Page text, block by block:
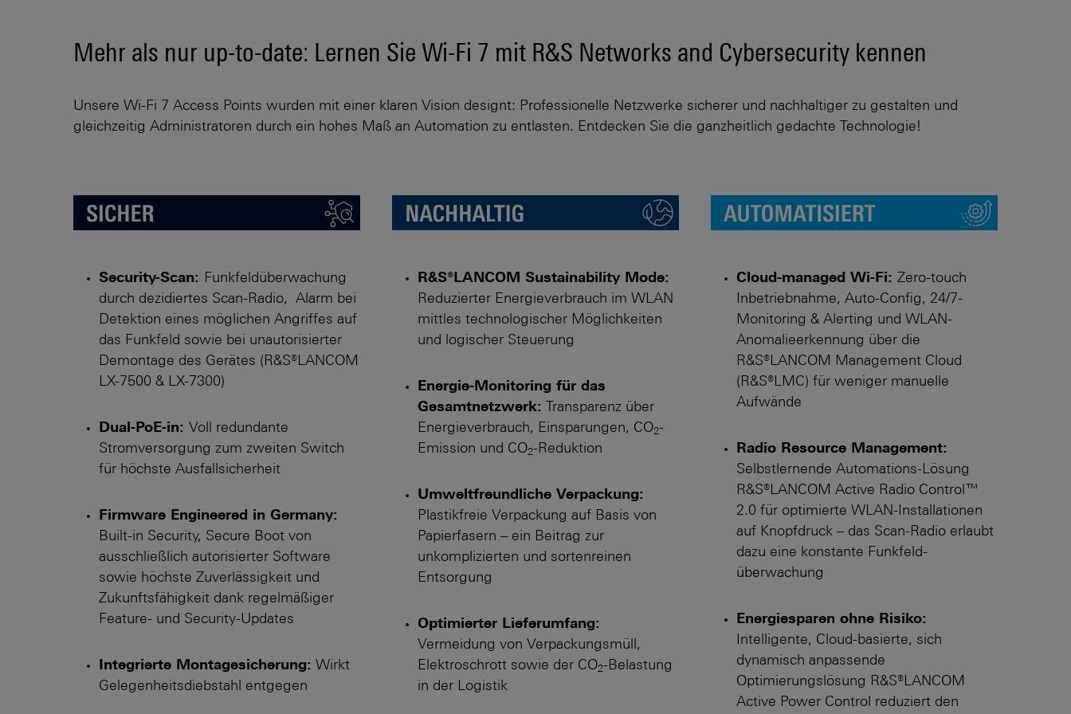
Mehr als nur up-to-date: Lernen Sie Wi-Fi 7 mit R&S Networks and Cybersecurity kennen
Unsere Wi-Fi 7 Access Points wurden mit einer klaren Vision designt: Professionelle Netzwerke sicherer und nachhaltiger zu gestalten und
gleichzeitig Administratoren durch ein hohes Maß an Automation zu entlasten. Entdecken Sie die ganzheitlich gedachte Technologie!
Security-Scan: Funkfeldüberwachung
durch dezidiertes Scan-Radio, Alarm bei
Detektion eines möglichen Angriffes auf
das Funkfeld sowie bei unautorisierter
Demontage des Gerätes (R&S®LANCOM
LX-7500 & LX-7300)
Dual-PoE-in: Voll redundante
Stromversorgung zum zweiten Switch
für höchste Ausfallsicherheit
Firmware Engineered in Germany:
Built-in Security, Secure Boot von
ausschließlich autorisierter Software
sowie höchste Zuverlässigkeit und
Zukunfts­fähigkeit dank regelmäßiger
Feature- und Security-Updates
Integrierte Montagesicherung: Wirkt
Gelegenheits­diebstahl entgegen
R&S®LANCOM Sustainability Mode:
Reduzierter Energie­verbrauch im WLAN
mittles technologischer Möglichkeiten
und logischer Steuerung
Energie-Monitoring für das
Gesamtnetzwerk:
Transparenz über
Energieverbrauch, Einsparungen, CO2-
Emission und CO2-Reduktion
Umweltfreundliche Verpackung:
Plastikfreie Verpackung auf Basis von
Papierfasern – ein Beitrag zur
unkomplizierten und sortenreinen
Entsorgung
Optimierter Lieferumfang:
Vermeidung von Verpackungs­müll,
Elektroschrott sowie der CO2-Belastung
in der Logistik
Cloud-managed Wi-Fi: Zero-touch
Inbetriebnahme, Auto-Config, 24/7-
Monitoring & Alerting und WLAN-
Anomalie­erkennung über die
R&S®LANCOM Management Cloud
(R&S®LMC) für weniger manuelle
Aufwände
Radio Resource Management:
Selbstlernende Auto­mations-­Lösung
R&S®LANCOM Active Radio Control™
2.0 für optimierte WLAN-Installationen
auf Knopfdruck – das Scan-Radio erlaubt
dazu eine konstante Funkfeld­
überwachung
Energiesparen ohne Risiko:
Intelligente, Cloud-basierte, sich
dynamisch anpassende
Optimierungslösung R&S®LANCOM
Active Power Control reduziert den